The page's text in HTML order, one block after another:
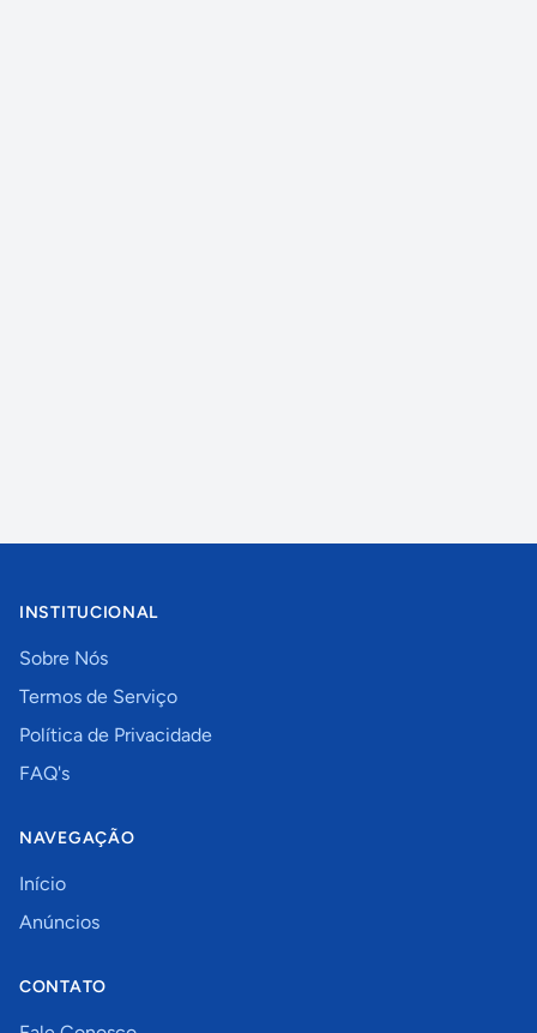
INSTITUCIONAL
Sobre Nós
Termos de Serviço
Política de Privacidade
FAQ's
NAVEGAÇÃO
Início
Anúncios
CONTATO